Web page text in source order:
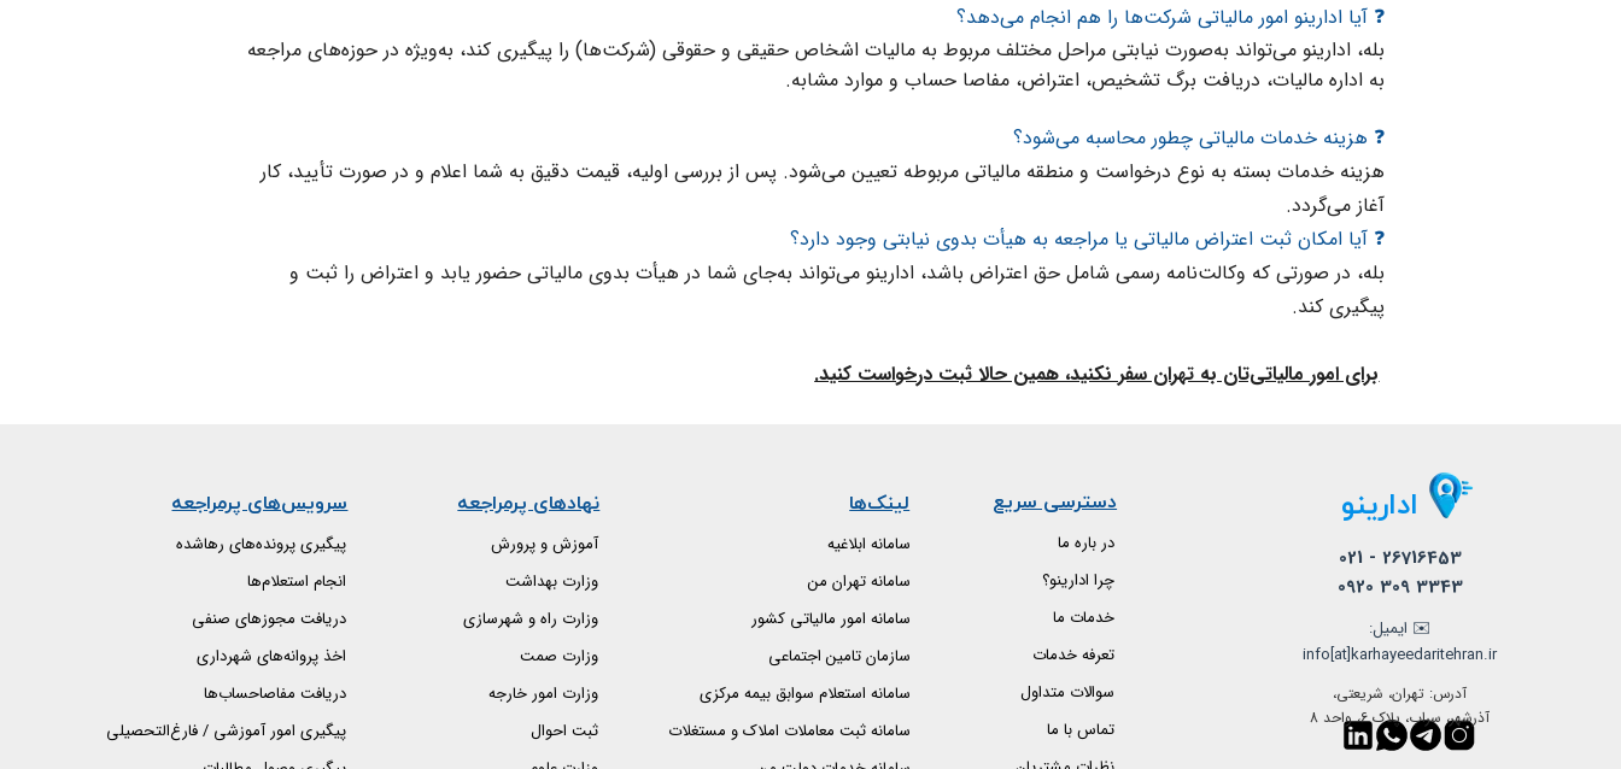
❓ آیا ادارینو امور مالیاتی شرکت‌ها را هم انجام می‌دهد؟
بله، ادارینو می‌تواند به‌صورت نیابتی مراحل مختلف مربوط به مالیات اشخاص حقیقی و حقوقی (شرکت‌ها) را پیگیری کند، به‌ویژه در حوزه‌های مراجعه
به اداره مالیات، دریافت برگ تشخیص، اعتراض، مفاصا حساب و موارد مشابه.
❓ هزینه خدمات مالیاتی چطور محاسبه می‌شود؟
هزینه خدمات بسته به نوع درخواست و منطقه مالیاتی مربوطه تعیین می‌شود. پس از بررسی اولیه، قیمت دقیق به شما اعلام و در صورت تأیید، کار
آغاز می‌گردد.
​​​​​​​❓ آیا امکان ثبت اعتراض مالیاتی یا مراجعه به هیأت بدوی نیابتی وجود دارد؟
بله، در صورتی که وکالت‌نامه رسمی شامل حق اعتراض باشد، ادارینو می‌تواند به‌جای شما در هیأت بدوی مالیاتی حضور یابد و اعتراض را ثبت و
پیگیری کند​​​​​​​.
برای امور مالیاتی‌تان به تهران سفر نکنید، همین حالا ثبت درخواست کنید.​​​​​​​
ادارینو
021 - 26716453
0920 309 3343
در باره ما
چرا ادارینو؟
خدمات ما
تعرفه خدمات
سوالات متداول
تماس با ما
دسترسی سریع​​​​​​​ لینک‌ها
سامانه ابلاغیه
سامانه تهران من
سامانه امور مالیاتی کشور
سازمان تامین اجتماعی
سامانه استعلام سوابق بیمه مرکزی
سامانه ثبت معاملات املاک و مستغلات
سرویس‌های پرمراجعه
پیگیری پرونده‌های رهاشده
انجام استعلام‌ها
دریافت مجوزهای صنفی
اخذ پروانه‌های شهرداری
دریافت مفاصاحساب‌ها
پیگیری امور آموزشی / فارغ‌التحصیلی
نهادهای پرمراجعه
آموزش و پرورش
وزارت بهداشت
وزارت راه و شهرسازی
وزارت صمت
وزارت امور خارجه
ثبت احوال
​✉️ ایمیل:
info[at]karhayeedaritehran.ir​​​​​​​
آدرس: تهران، شریعتی،
آذرشهر، سراب، پلاک 6، واحد 8